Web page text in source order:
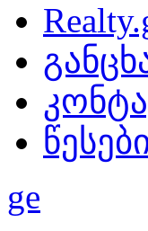
ge